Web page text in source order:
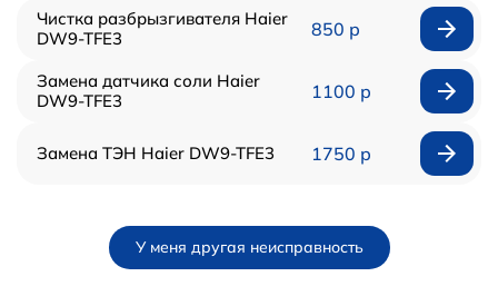
Чистка разбрызгивателя Haier
DW9-TFE3
850 р
Замена датчика соли Haier
DW9-TFE3
1100 р
Замена ТЭН Haier DW9-TFE3 1750 р
У меня другая неисправность